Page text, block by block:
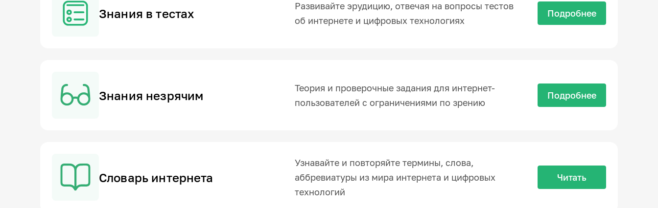
Знания в тестах
Развивайте эрудицию, отвечая на вопросы тестов
об интернете и цифровых технологиях
Подробнее
Знания незрячим
Теория и проверочные задания для интернет-
пользователей с ограничениями по зрению
Подробнее
Словарь интернета
Узнавайте и повторяйте термины, слова,
аббревиатуры из мира интернета и цифровых
технологий
Читать